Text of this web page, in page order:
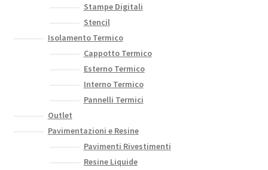
Stampe Digitali
Stencil
Isolamento Termico
Cappotto Termico
Esterno Termico
Interno Termico
Pannelli Termici
Outlet
Pavimentazioni e Resine
Pavimenti Rivestimenti
Resine Liquide